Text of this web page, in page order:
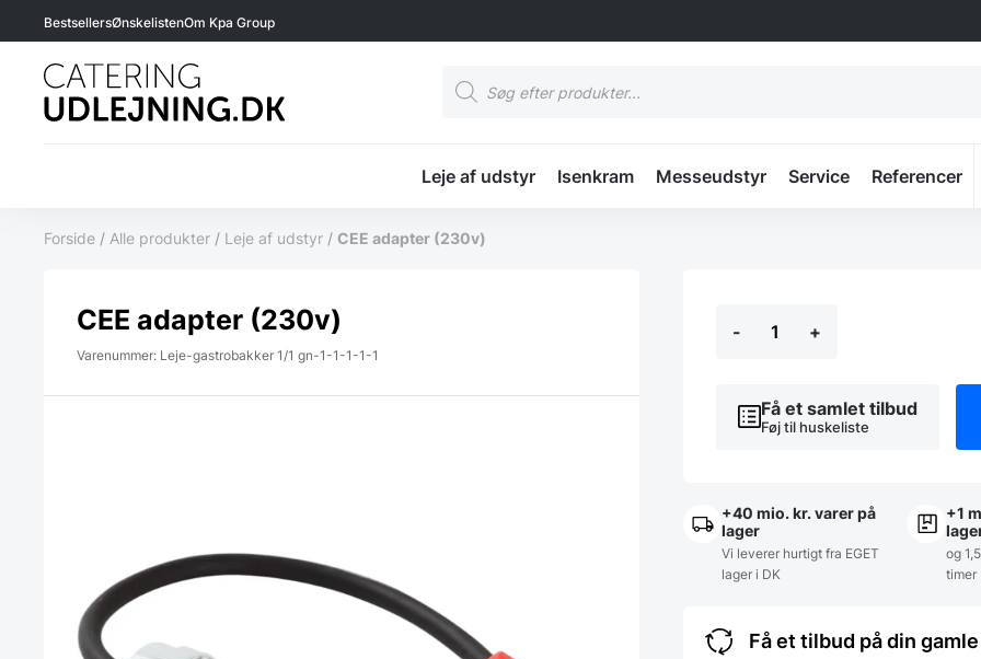
BestsellersØnskelistenOm Kpa Group
search
Leje af udstyr Isenkram Messeudstyr Service Referencer
Forside / Alle produkter / Leje af udstyr / CEE adapter (230v)
CEE adapter (230v)
Varenummer: Leje-gastrobakker 1/1 gn-1-1-1-1-1
-
adapter
+
Få et samlet tilbud
Føj til huskeliste
+40 mio. kr. varer på
lager
Vi leverer hurtigt fra EGET
lager i DK
+1
og
timer
Få et tilbud på din